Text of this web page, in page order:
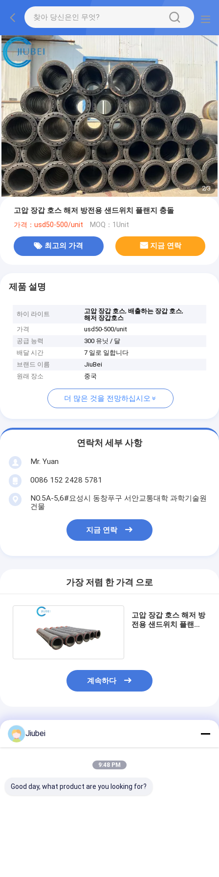
2/3
고압 장갑 호스 해저 방전용 샌드위치 플랜지 충돌
가격：usd50-500/unit MOQ：1Unit
최고의 가격 지금 연락
제품 설명
하이 라이트 고압 장갑 호스,배출하는 장갑 호스,
해저 장갑호스
가격
usd50-500/unit
공급 능력
300 유닛 / 달
배달 시간
7 일로 일합니다
브랜드 이름
JiuBei
원래 장소
중국
더 많은 것을 전망하십시오
연락처 세부 사항
Mr. Yuan
0086 152 2428 5781
NO.5A-5,6#요성시 동창푸구 서안교통대학 과학기술원
건물
지금 연락
가장 저렴 한 가격 으로
고압 장갑 호스 해저 방
전용 샌드위치 플랜지
계속하다
추천된 제품
Jiubei
9:48 PM
Good day, what product are you looking for?